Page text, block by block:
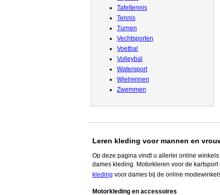
Tafeltennis
Tennis
Turnen
Vechtsporten
Voetbal
Volleybal
Watersport
Wielrennen
Zwemmen
Leren kleding voor mannen en
Op deze pagina vindt u allerlei online
dames kleding. Motorkleren voor de
kleding voor dames bij de online
Motorkleding en accessoires